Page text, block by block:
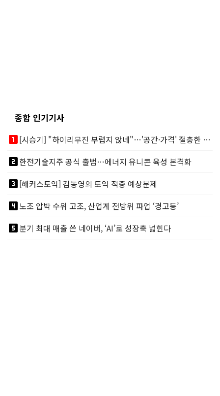
종합 인기기사
looks_one
[시승기] "하이리무진 부럽지 않네"…'공간·가격' 절충한 카니발 하이루프
looks_two한전기술지주 공식 출범…에너지 유니콘 육성 본격화
looks_3[해커스토익] 김동영의 토익 적중 예상문제
looks_4노조 압박 수위 고조, 산업계 전방위 파업 ‘경고등’
looks_5분기 최대 매출 쓴 네이버, ‘AI’로 성장축 넓힌다